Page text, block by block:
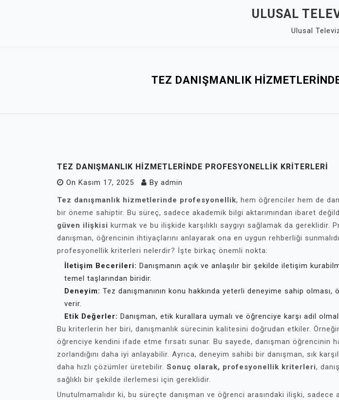
ULUSAL
Ulusal
TEZ DANIŞMANLIK
TEZ DANIŞMANLIK HIZMETLERINDE PROFESYONELLIK KRITERLERI
On Kasım 17, 2025 By admin
Tez danışmanlık hizmetlerinde profesyonellik, hem öğrenciler hem de
bir öneme sahiptir. Bu süreç, sadece akademik bilgi aktarımından ibaret
güven ilişkisi kurmak ve bu ilişkide karşılıklı saygıyı sağlamak da gereklidir.
danışman, öğrencinin ihtiyaçlarını anlayarak ona en uygun rehberliği
profesyonellik kriterleri nelerdir? İşte birkaç önemli nokta:
İletişim Becerileri: Danışmanın açık ve anlaşılır bir şekilde iletişim
temel taşlarından biridir.
Deneyim: Tez danışmanının konu hakkında yeterli deneyime sahip olması,
verir.
Etik Değerler: Danışman, etik kurallara uymalı ve öğrenciye karşı adil
Bu kriterlerin her biri, danışmanlık sürecinin kalitesini doğrudan etkiler.
öğrenciye kendini ifade etme fırsatı sunar. Bu sayede, danışman öğrencinin
zorlandığını daha iyi anlayabilir. Ayrıca, deneyim sahibi bir danışman, sık
daha hızlı çözümler üretebilir. Sonuç olarak, profesyonellik kriterleri,
sağlıklı bir şekilde ilerlemesi için gereklidir.
Unutulmamalıdır ki, bu süreçte danışman ve öğrenci arasındaki ilişki, sadece